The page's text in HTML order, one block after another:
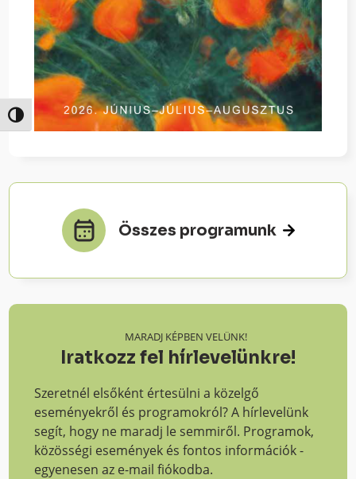
Nagy kontraszt váltása
Összes programunk
MARADJ KÉPBEN VELÜNK!
Iratkozz fel hírlevelünkre!
Szeretnél elsőként értesülni a közelgő
eseményekről és programokról? A hírlevelünk
segít, hogy ne maradj le semmiről. Programok,
közösségi események és fontos információk -
egyenesen az e-mail fiókodba.